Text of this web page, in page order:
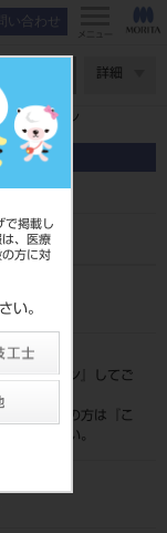
で掲載し
は、医療
方に対
い。
い合わせ
メニュー
詳細
ト ファイン
ァイン
ログイン
』してご
登録がまだの方は『
こ
登録ください。